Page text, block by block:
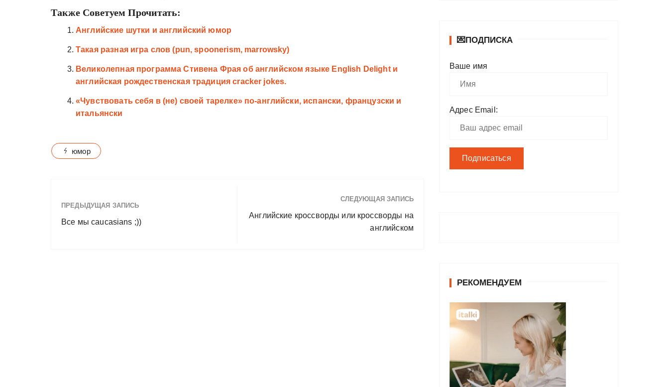
Также Советуем Прочитать:
Английские шутки и английский юмор
Такая разная игра слов (pun, spoonerism, marrowsky)
Великолепная программа Стивена Фрая об английском языке English Delight и
английская рождественская традиция cracker jokes.
«Чувствовать себя в (не) своей тарелке» по-английски, испански, французски и
итальянски
юмор
ПРЕДЫДУЩАЯ ЗАПИСЬ
Все мы caucasians ;))
СЛЕДУЮЩАЯ ЗАПИСЬ
Английские кроссворды или кроссворды на
английском
💌ПОДПИСКА
Ваше имя
Адрес Email:
РЕКОМЕНДУЕМ